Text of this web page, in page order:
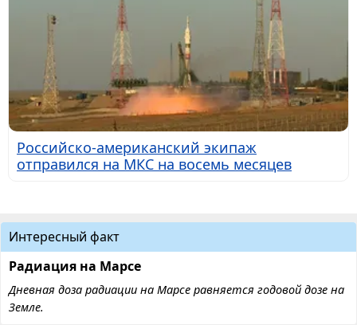
Российско-американский экипаж
отправился на МКС на восемь месяцев
Интересный факт
Радиация на Марсе
Дневная доза радиации на Марсе равняется годовой дозе на
Земле.